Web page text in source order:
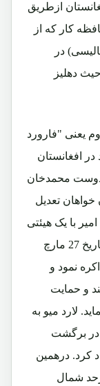
ازطریق
کار که از
در
دهلیز
دوم یعنی "فارورد
افغانستان
محمدخان
خواهان تعدیل
با یک هیئتی
از بزرگان به "امباله" در هند سفر کرد و بتاریخ 27 مارچ
نمود و
و حمایت
لارد میو به
در برگشت
کرد. درهمین
شمال